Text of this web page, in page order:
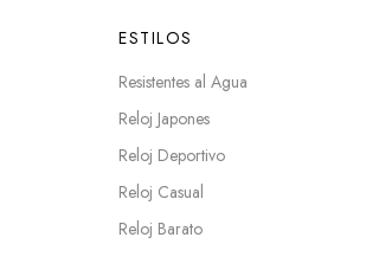
ESTILOS
Resistentes al Agua
Reloj Japones
Reloj Deportivo
Reloj Casual
Reloj Barato